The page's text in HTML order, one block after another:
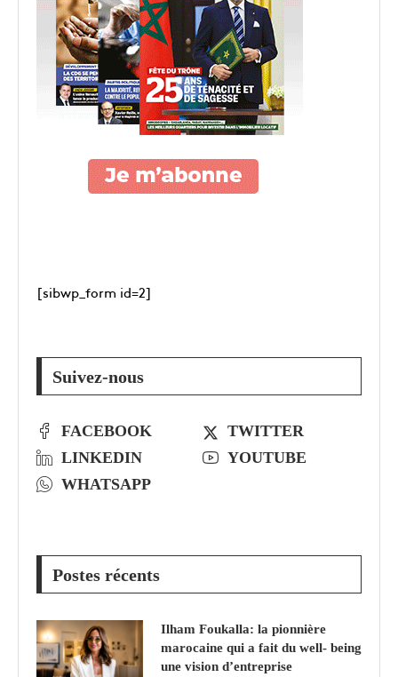
[sibwp_form id=2]
Suivez-nous
FACEBOOK
TWITTER
LINKEDIN
YOUTUBE
WHATSAPP
Postes récents
Ilham Foukalla: la pionnière
marocaine qui a fait du well- being
une vision d’entreprise